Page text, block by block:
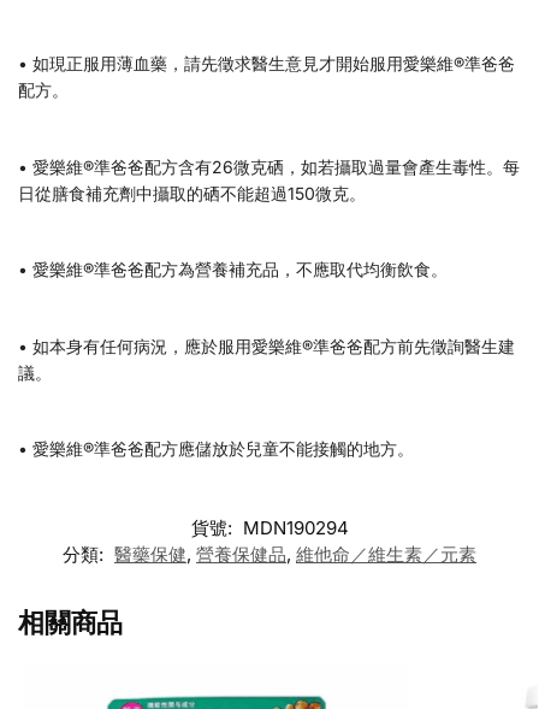
• 如現正服用薄血藥，請先徵求醫生意見才開始服用愛樂維®準爸爸
配方。
• 愛樂維®準爸爸配方含有26微克硒，如若攝取過量會產生毒性。每
日從膳食補充劑中攝取的硒不能超過150微克。
• 愛樂維®準爸爸配方為營養補充品，不應取代均衡飲食。
• 如本身有任何病況，應於服用愛樂維®準爸爸配方前先徵詢醫生建
議。
• 愛樂維®準爸爸配方應儲放於兒童不能接觸的地方。
貨號: MDN190294
分類: 醫藥保健, 營養保健品, 維他命／維生素／元素
相關商品